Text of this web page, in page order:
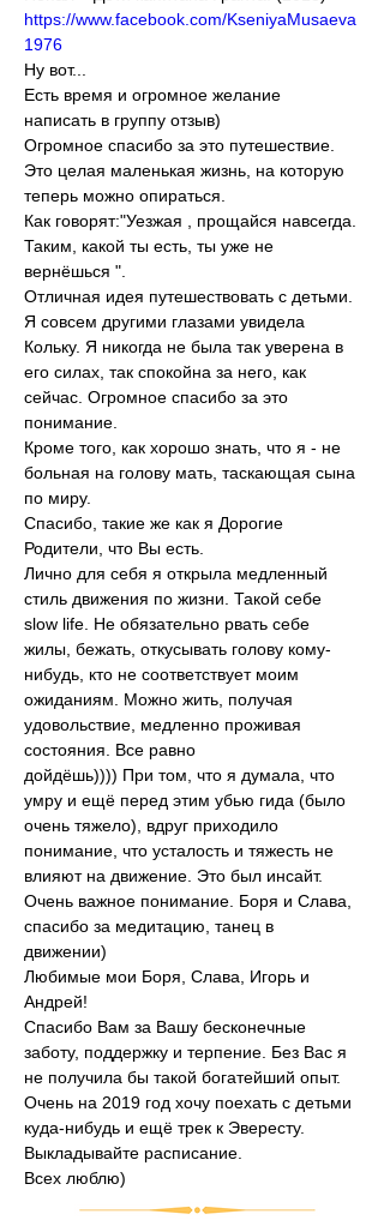
https://www.facebook.com/KseniyaMusaeva
1976
Ну вот...
Есть время и огромное желание
написать в группу отзыв)
Огромное спасибо за это путешествие.
Это целая маленькая жизнь, на которую
теперь можно опираться.
Как говорят:"Уезжая , прощайся навсегда.
Таким, какой ты есть, ты уже не
вернёшься ".
Отличная идея путешествовать с детьми.
Я совсем другими глазами увидела
Кольку. Я никогда не была так уверена в
его силах, так спокойна за него, как
сейчас. Огромное спасибо за это
понимание.
Кроме того, как хорошо знать, что я - не
больная на голову мать, таскающая сына
по миру.
Спасибо, такие же как я Дорогие
Родители, что Вы есть.
Лично для себя я открыла медленный
стиль движения по жизни. Такой себе
slow life. Не обязательно рвать себе
жилы, бежать, откусывать голову кому-
нибудь, кто не соответствует моим
ожиданиям. Можно жить, получая
удовольствие, медленно проживая
состояния. Все равно
дойдёшь)))) При том, что я думала, что
умру и ещё перед этим убью гида (было
очень тяжело), вдруг приходило
понимание, что усталость и тяжесть не
влияют на движение. Это был инсайт.
Очень важное понимание. Боря и Слава,
спасибо за медитацию, танец в
движении)
Любимые мои Боря, Слава, Игорь и
Андрей!
Спасибо Вам за Вашу бесконечные
заботу, поддержку и терпение. Без Вас я
не получила бы такой богатейший опыт.
Очень на 2019 год хочу поехать с детьми
куда-нибудь и ещё трек к Эвересту.
Выкладывайте расписание.
Всех люблю)